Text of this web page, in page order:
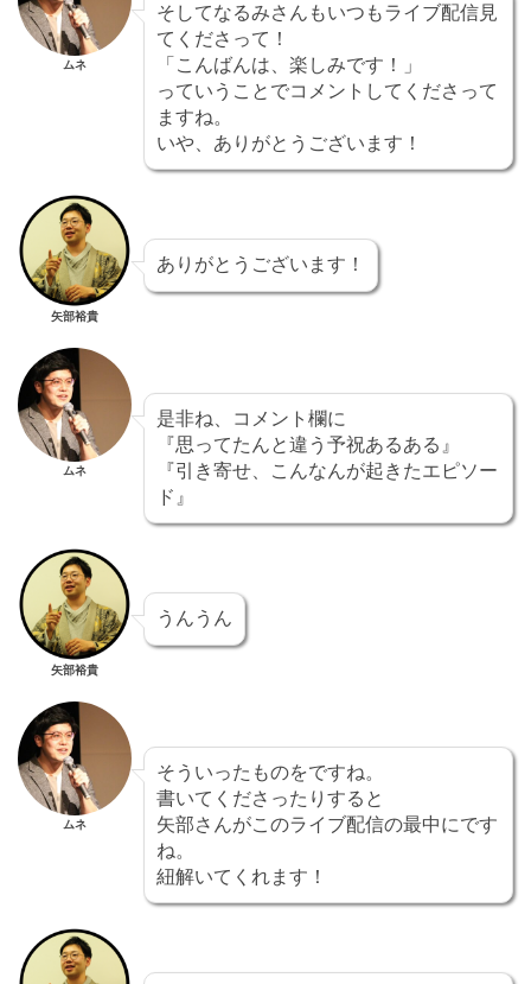
ムネ
そしてなるみさんもいつもライブ配信見
てくださって！
「こんばんは、楽しみです！」
っていうことでコメントしてくださって
ますね。
いや、ありがとうございます！
矢部裕貴
ありがとうございます！
ムネ
是非ね、コメント欄に
『思ってたんと違う予祝あるある』
『引き寄せ、こんなんが起きたエピソー
ド』
矢部裕貴
うんうん
ムネ
そういったものをですね。
書いてくださったりすると
矢部さんがこのライブ配信の最中にです
ね。
紐解いてくれます！